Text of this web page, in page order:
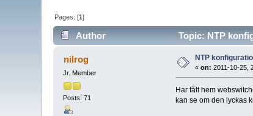
Pages: [1]
Author Topic: NTP
nilrog
Jr. Member
Posts: 71
NTP
«on: 2011-10-25,
Har fått hem
kan se om den lyckas